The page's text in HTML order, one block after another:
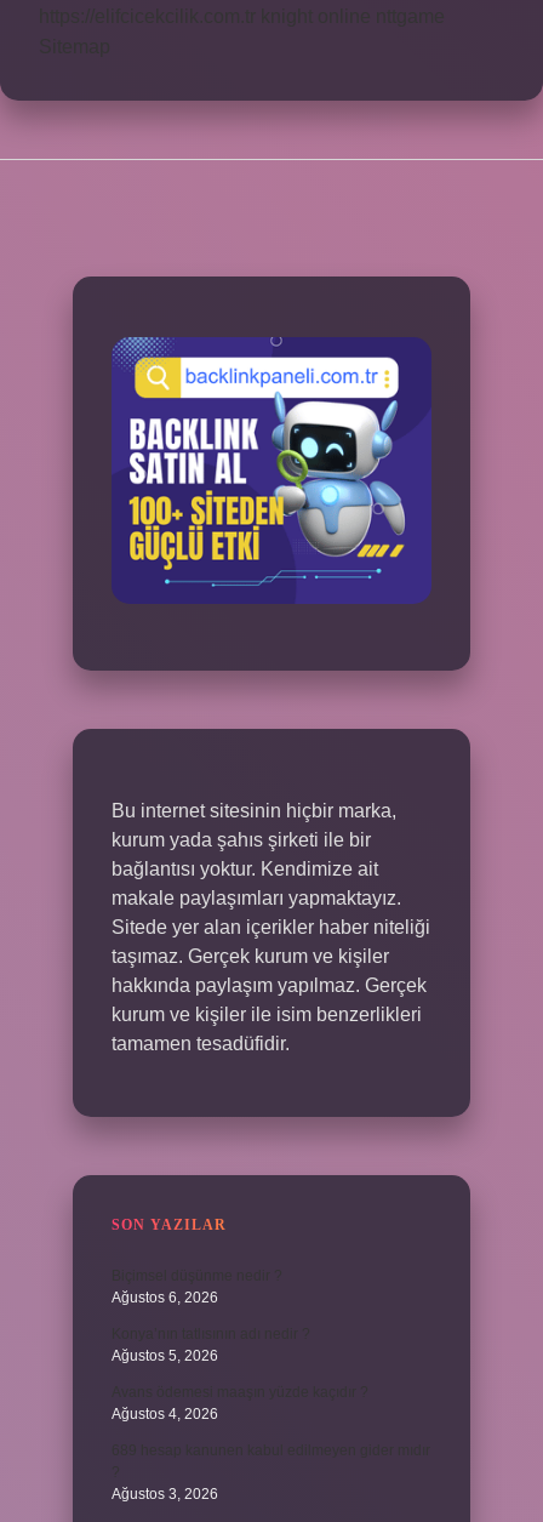
Bu internet sitesinin hiçbir marka,
kurum yada şahıs şirketi ile bir
bağlantısı yoktur. Kendimize ait
makale paylaşımları yapmaktayız.
Sitede yer alan içerikler haber niteliği
taşımaz. Gerçek kurum ve kişiler
hakkında paylaşım yapılmaz. Gerçek
kurum ve kişiler ile isim benzerlikleri
tamamen tesadüfidir.
SON YAZILAR
Ağustos 6, 2026
Ağustos 5, 2026
Ağustos 4, 2026
Ağustos 3, 2026